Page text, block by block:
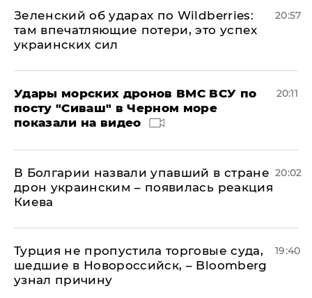
Зеленский об ударах по Wildberries:
там впечатляющие потери, это успех
украинских сил
20:57
Удары морских дронов ВМС ВСУ по
посту "Сиваш" в Черном море
показали на видео
20:11
В Болгарии назвали упавший в стране
дрон украинским – появилась реакция
Киева
20:02
Турция не пропустила торговые суда,
шедшие в Новороссийск, – Bloomberg
узнал причину
19:40